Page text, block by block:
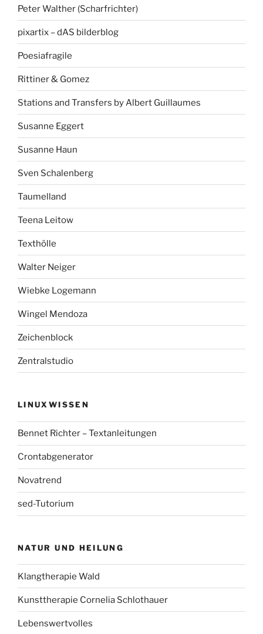
Peter Walther (Scharfrichter)
pixartix – dAS bilderblog
Poesiafragile
Rittiner & Gomez
Stations and Transfers by Albert Guillaumes
Susanne Eggert
Susanne Haun
Sven Schalenberg
Taumelland
Teena Leitow
Texthölle
Walter Neiger
Wiebke Logemann
Wingel Mendoza
Zeichenblock
Zentralstudio
LINUXWISSEN
Bennet Richter – Textanleitungen
Crontabgenerator
Novatrend
sed-Tutorium
NATUR UND HEILUNG
Klangtherapie Wald
Kunsttherapie Cornelia Schlothauer
Lebenswertvolles